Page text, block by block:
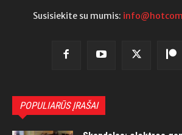
Susisiekite su mumis:
POPULIARŪS ĮRAŠAI